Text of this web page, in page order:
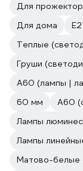
Для
Для дома
Теплые
Груши
A60 (лампы |
60 мм
A60
Лампы
Лампы
Матово-белые